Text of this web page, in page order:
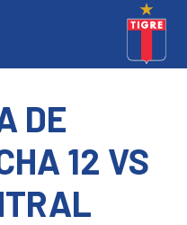
DE
12 VS